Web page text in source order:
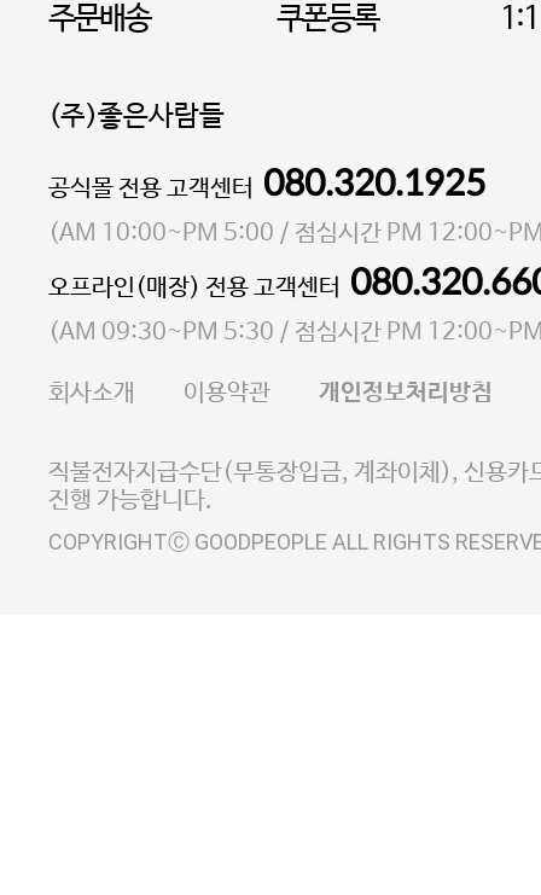
주문배송 쿠폰등록
(주)좋은사람들
대표 이성현,박영환| 개인정보관리책임자 김상현
소재지 서울특별시 마포구 마포대로4다길 41 마포
통신판매업 신고번호 2023-서울마포-3931호
사업자등록번호 105-81-58242
E-MAIL goodpeople@gpin.co.kr
사업자정보확인
이니시스 에스크로 서비
공식몰 전용 고객센터 080.320.1925
(AM 10:00~PM 5:00 / 점심시간 PM
오프라인(매장) 전용 고객센터
(AM 09:30~PM 5:30 / 점심시간 PM
회사소개 이용약관 개인정보처리방침
직불전자지급수단(무통장입금, 계좌이체), 신용카
진행 가능합니다.
COPYRIGHTⒸ GOODPEOPLE ALL RIGHTS